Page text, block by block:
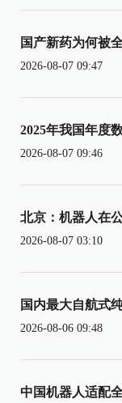
国产新药为何被
2026-08-07 09:47
2025年我国年度
2026-08-07 09:46
北京：机器人在
2026-08-07 03:10
国内最大自航式
2026-08-06 09:48
中国机器人适配